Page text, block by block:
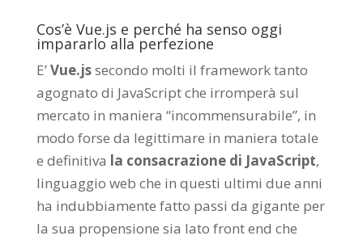
Cos’è Vue.js e perché ha senso oggi
impararlo alla perfezione
E’Vue.jssecondo molti il framework tanto
agognato di JavaScript che irromperà sul
mercato in maniera “incommensurabile”, in
modo forse da legittimare in maniera totale
e definitiva la consacrazione di JavaScript,
linguaggio web che in questi ultimi due anni
ha indubbiamente fatto passi da gigante per
la sua propensione sia lato front end che